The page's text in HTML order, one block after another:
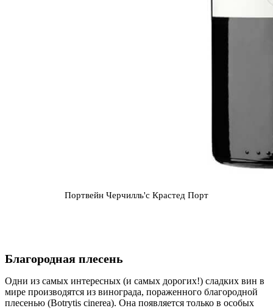
Портвейн Черчилль'с Крастед Порт
Благородная плесень
Одни из самых интересных (и самых дорогих!) сладких вин в
мире производятся из винограда, пораженного благородной
плесенью (Botrytis cinerea). Она появляется только в особых